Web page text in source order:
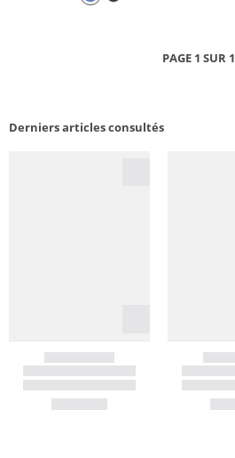
PAGE 1 SUR 1
Derniers articles consultés